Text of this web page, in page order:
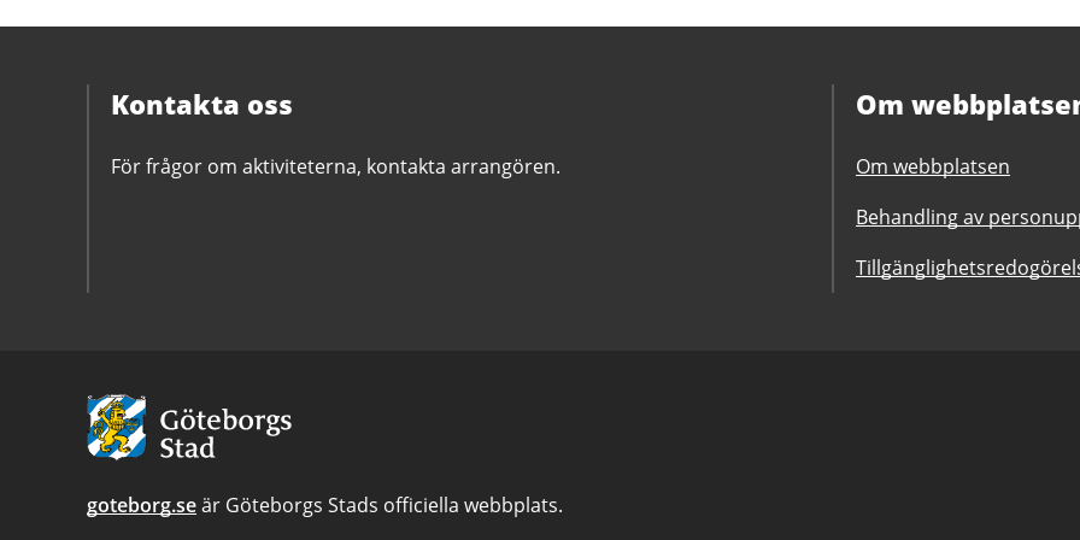
Kontakta oss
För frågor om aktiviteterna, kontakta arrangören.
Om
Om webbplatsen
Behandling av
Avsändare
goteborg.seär Göteborgs Stads officiella webbplats.